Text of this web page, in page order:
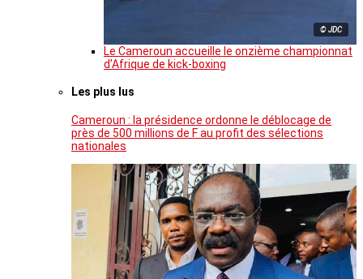
© JDC
Le Cameroun accueille le onzième championnat
d’Afrique de kick-boxing
Les plus lus
Cameroun : la présidence ordonne le déblocage de
près de 500 millions de F au profit des sélections
nationales